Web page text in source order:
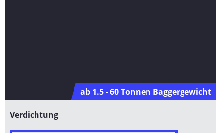
ab 1.5 - 60 Tonnen Baggergewicht
Verdichtung